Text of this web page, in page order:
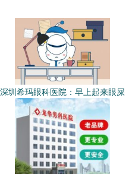
深圳希玛眼科医院：早上起来眼屎